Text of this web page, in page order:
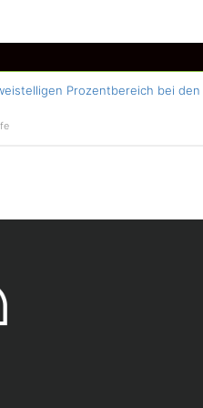
Prozentbereich bei